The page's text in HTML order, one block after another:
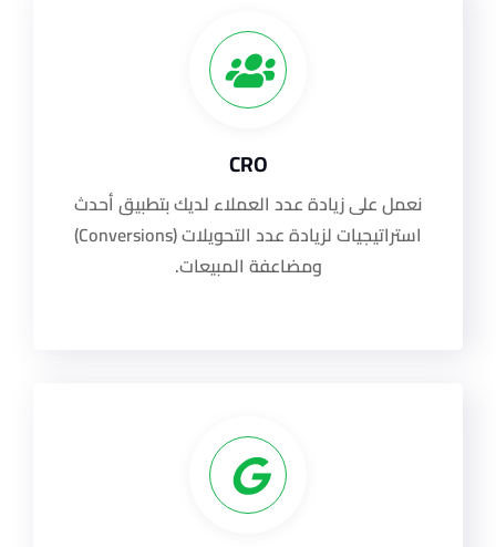
CRO
نعمل على زيادة عدد العملاء لديك بتطبيق أحدث
استراتيجيات لزيادة عدد التحويلات (Conversions)
ومضاعفة المبيعات.